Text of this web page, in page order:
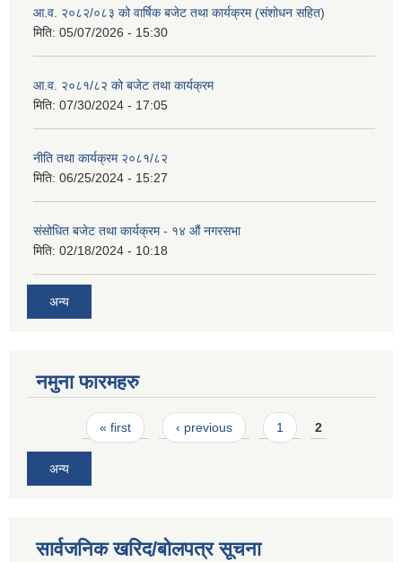
आ.व. २०८२/०८३ को वार्षिक बजेट तथा कार्यक्रम (संशोधन सहित)
मिति: 05/07/2026 - 15:30
आ.व. २०८१/८२ को बजेट तथा कार्यक्रम
मिति: 07/30/2024 - 17:05
नीति तथा कार्यक्रम २०८१/८२
मिति: 06/25/2024 - 15:27
संसोधित बजेट तथा कार्यक्रम - १४ औं नगरसभा
मिति: 02/18/2024 - 10:18
अन्य
नमुना फारमहरु
Pages« first ‹ previous 1 2
अन्य
सार्वजनिक खरिद/बोलपत्र सूचना